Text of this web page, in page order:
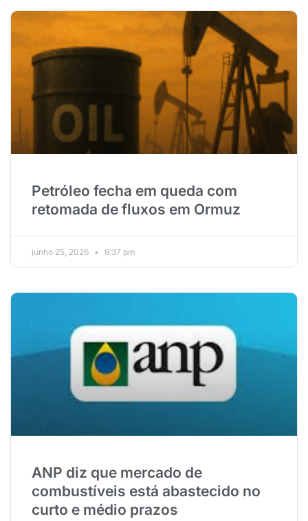
Petróleo fecha em queda com
retomada de fluxos em Ormuz
junho 25, 2026 9:37 pm
ANP diz que mercado de
combustíveis está abastecido no
curto e médio prazos